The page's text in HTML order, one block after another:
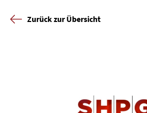
Zurück zur Übersicht